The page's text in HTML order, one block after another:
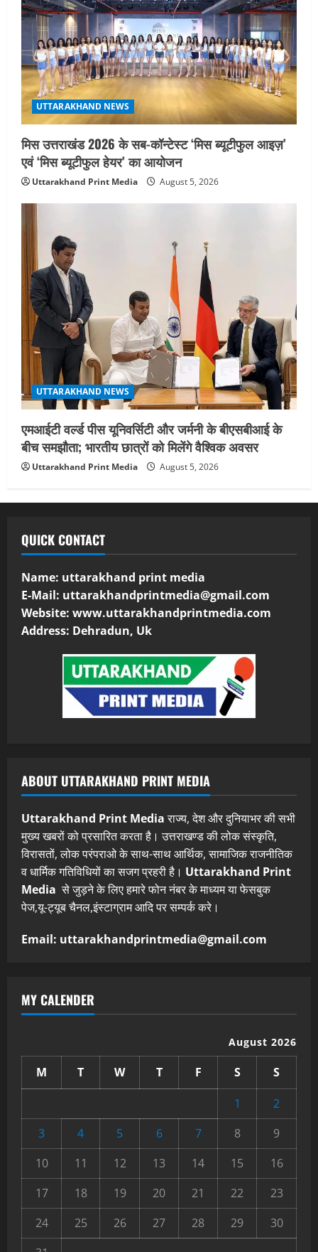
UTTARAKHAND NEWS
मिस उत्तराखंड 2026 के सब-कॉन्टेस्ट ‘मिस ब्यूटीफुल आइज़’
एवं ‘मिस ब्यूटीफुल हेयर’ का आयोजन
Uttarakhand Print Media August 5, 2026
UTTARAKHAND NEWS
एमआईटी वर्ल्ड पीस यूनिवर्सिटी और जर्मनी के बीएसबीआई के
बीच समझौता; भारतीय छात्रों को मिलेंगे वैश्विक अवसर
Uttarakhand Print Media August 5, 2026
QUICK CONTACT
Name: uttarakhand print media
E-Mail: uttarakhandprintmedia@gmail.com
Website: www.uttarakhandprintmedia.com
Address: Dehradun, Uk
ABOUT UTTARAKHAND PRINT MEDIA
Uttarakhand Print Mediaराज्य, देश और दुनियाभर की सभी
मुख्य खबरों को प्रसारित करता है। उत्तराखण्ड की लोक संस्कृति,
विरासतों, लोक परंपराओ के साथ-साथ आर्थिक, सामाजिक राजनीतिक
व धार्मिक गतिविधियों का सजग प्रहरी है। Uttarakhand Print
Media से जुड़ने के लिए हमारे फोन नंबर के माध्यम या फेसबुक
पेज,यू-ट्यूब चैनल,इंस्टाग्राम आदि पर सम्पर्क करे।
Email: uttarakhandprintmedia@gmail.com
MY CALENDER
August 2026
M T W T F S
S
1
2
3
4 5 6 7 8
9
10
11 12 13 14 15
16
17
18 19 20 21 22
23
24
25 26 27 28 29
30